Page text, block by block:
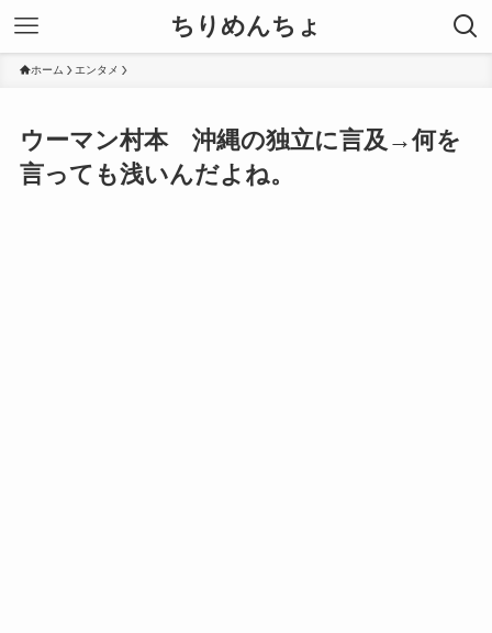
ちりめんちょ
ホーム エンタメ
ウーマン村本 沖縄の独立に言及→何を
言っても浅いんだよね。